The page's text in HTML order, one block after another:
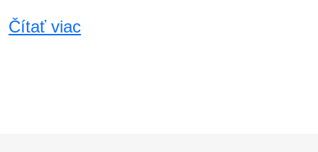
Čítať viac